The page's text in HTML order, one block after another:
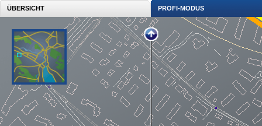
ÜBERSICHT PROFI-MODUS